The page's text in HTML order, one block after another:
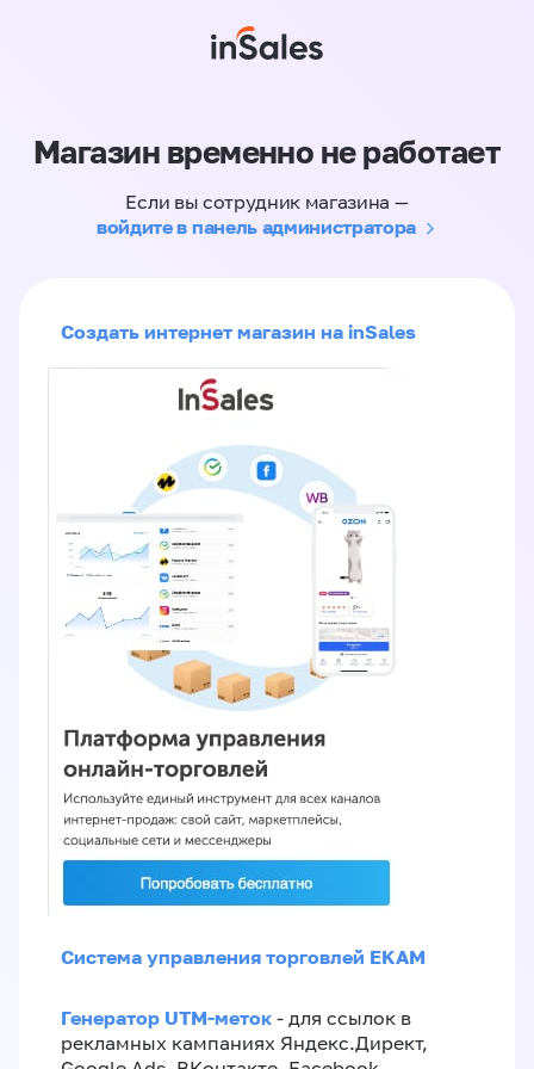
Магазин временно не работает
Если вы сотрудник магазина —
войдите в панель администратора
Создать интернет магазин на inSales
Система управления торговлей EKAM
Генератор UTM-меток - для ссылок в
рекламных кампаниях Яндекс.Директ,